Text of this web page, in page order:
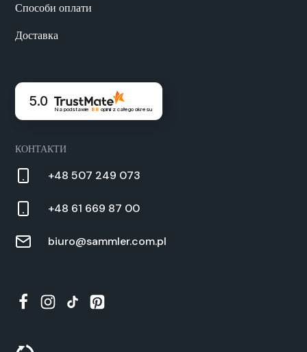
Способи оплати
Доставка
5.0
Na podstawie 88 opinii z całego okresu
КОНТАКТИ
+48 507 249 073
+48 61 669 87 00
biuro@sammler.com.pl